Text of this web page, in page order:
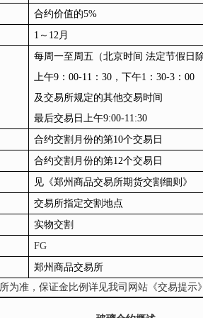
合约价值的5%
1 ～ 12月
每周一至周五（北京时间 法定节假日除
上午9：00-11：30，下午1：30-3：00
及交易所规定的其他交易时间
最后交易日上午9:00-11:30
合约交割月份的第10个交易 日
合约交割月份的第12个交易日
见《郑州商品交易所期货交割细则》
交易所指定交割地点
实物交割
FG
郑州商品交易所
为准，保证金比例详见我司网站《交易提示